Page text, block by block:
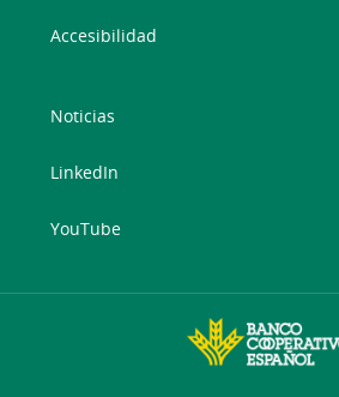
Accesibilidad
Noticias
LinkedIn
YouTube